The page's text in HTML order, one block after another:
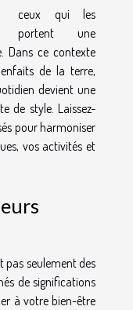
ceux qui les
portent une
Dans ce contexte
de la terre,
devient une
de style. Laissez-
pour harmoniser
vos activités et
pas seulement des
de significations
à votre bien-être